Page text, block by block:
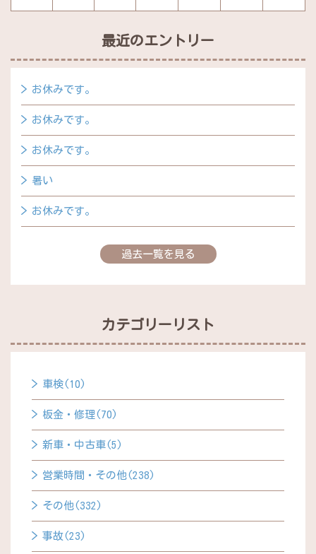
最近のエントリー
お休みです。
お休みです。
お休みです。
暑い
お休みです。
過去一覧を見る
カテゴリーリスト
車検(10)
板金・修理(70)
新車・中古車(5)
営業時間・その他(238)
その他(332)
事故(23)